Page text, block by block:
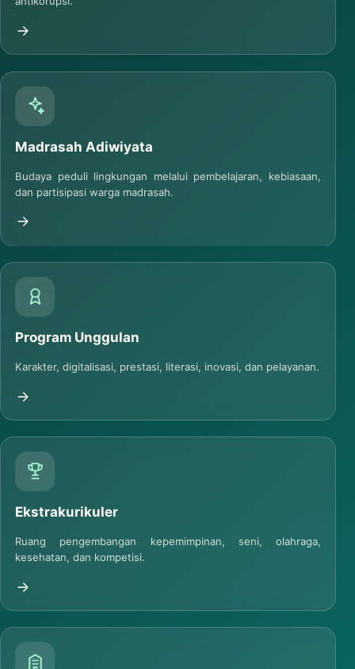
Madrasah Adiwiyata
Budaya peduli lingkungan melalui pembelajaran, kebiasaan,
dan partisipasi warga madrasah.
Program Unggulan
Karakter, digitalisasi, prestasi, literasi, inovasi, dan pelayanan.
Ekstrakurikuler
Ruang pengembangan kepemimpinan, seni, olahraga,
kesehatan, dan kompetisi.